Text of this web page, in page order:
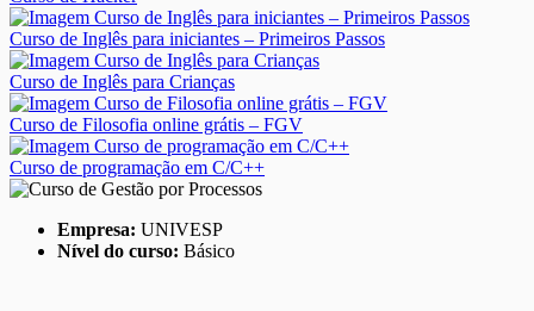
Curso de Inglês para iniciantes – Primeiros Passos
Curso de Inglês para Crianças
Curso de Filosofia online grátis – FGV
Curso de programação em C/C++
Empresa: UNIVESP
Nível do curso: Básico